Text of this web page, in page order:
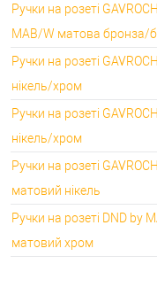
Ручки на розеті
MAB/W матова бронза/
Ручки на розеті
нікель/хром
Ручки на розеті
нікель/хром
Ручки на розеті
матовий нікель
Ручки на розеті DND by
матовий хром